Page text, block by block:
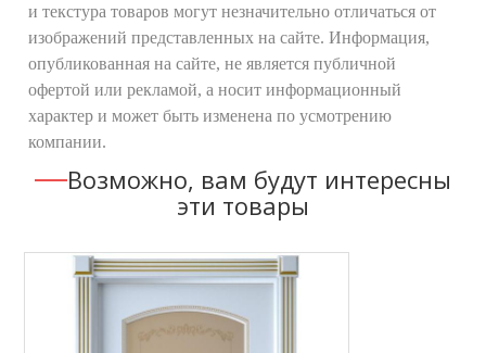
и текстура товаров могут незначительно отличаться от
изображений представленных на сайте. Информация,
опубликованная на сайте, не является публичной
офертой или рекламой, а носит информационный
характер и может быть изменена по усмотрению
компании.
Возможно, вам будут интересны
эти товары